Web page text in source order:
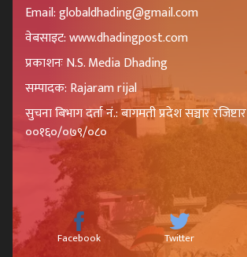
Email: globaldhading@gmail.com
वेबसाइट: www.dhadingpost.com
प्रकाशनः N.S. Media Dhading
सम्पादक: Rajaram rijal
सुचना बिभाग दर्ता नं.: बागमती प्रदेश सञ्चार रजिष्टार
००१६०/०७९/०८०
Facebook Twitter